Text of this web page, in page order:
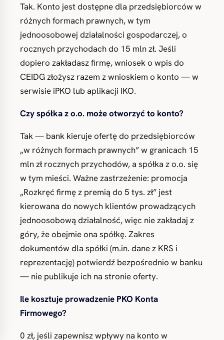
Tak. Konto jest dostępne dla przedsiębiorców w
różnych formach prawnych, w tym
jednoosobowej działalności gospodarczej, o
rocznych przychodach do 15 mln zł. Jeśli
dopiero zakładasz firmę, wniosek o wpis do
CEIDG złożysz razem z wnioskiem o konto — w
serwisie iPKO lub aplikacji IKO.
Czy spółka z o.o. może otworzyć to konto?
Tak — bank kieruje ofertę do przedsiębiorców
„w różnych formach prawnych” w granicach 15
mln zł rocznych przychodów, a spółka z o.o. się
w tym mieści. Ważne zastrzeżenie: promocja
„Rozkręć firmę z premią do 5 tys. zł” jest
kierowana do nowych klientów prowadzących
jednoosobową działalność, więc nie zakładaj z
góry, że obejmie ona spółkę. Zakres
dokumentów dla spółki (m.in. dane z KRS i
reprezentację) potwierdź bezpośrednio w banku
— nie publikuje ich na stronie oferty.
Ile kosztuje prowadzenie PKO Konta
Firmowego?
0 zł, jeśli zapewnisz wpływy na konto w